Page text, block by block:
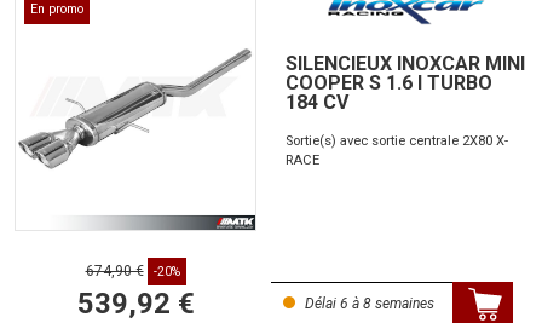
En promo
SILENCIEUX INOXCAR MINI
COOPER S 1.6 I TURBO
184 CV
Sortie(s) avec sortie centrale 2X80 X-
RACE
674,90 € -20%
539,92 € Délai 6 à 8 semaines